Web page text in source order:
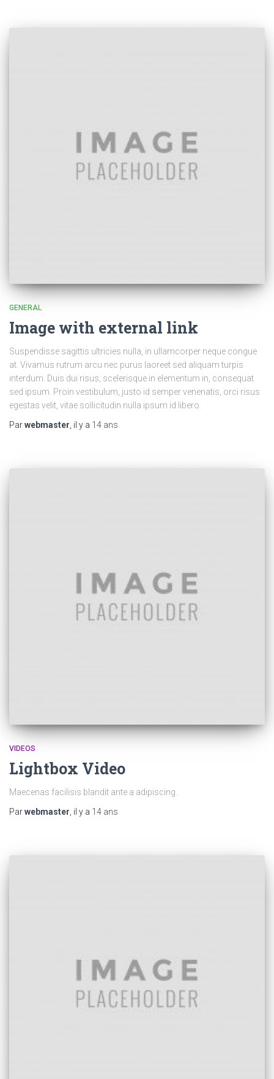
GENERAL
Image with external link
Suspendisse sagittis ultricies nulla, in ullamcorper neque congue
at. Vivamus rutrum arcu nec purus laoreet sed aliquam turpis
interdum. Duis dui risus, scelerisque in elementum in, consequat
sed ipsum. Proin vestibulum, justo id semper venenatis, orci risus
egestas velit, vitae sollicitudin nulla ipsum id libero.
Parwebmaster , il y a 14 ans
VIDEOS
Lightbox Video
Maecenas facilisis blandit ante a adipiscing.
Parwebmaster , il y a 14 ans